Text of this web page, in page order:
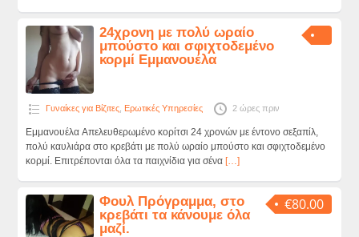
24χρονη με πολύ ωραίο
μπούστο και σφιχτοδεμένο
κορμί Εμμανουέλα
Γυναίκες για Βίζιτες, Ερωτικές Υπηρεσίες 2 ώρες πριν
Εμμανουέλα Aπελευθερωμένο κορίτσι 24 χρονών με έντονο σεξαπίλ,
πολύ καυλιάρα στο κρεβάτι με πολύ ωραίο μπούστο και σφιχτοδεμένο
κορμί. Επιτρέπονται όλα τα παιχνίδια για σένα […]
€80.00
Φουλ Πρόγραμμα, στο
κρεβάτι τα κάνουμε όλα
μαζί.